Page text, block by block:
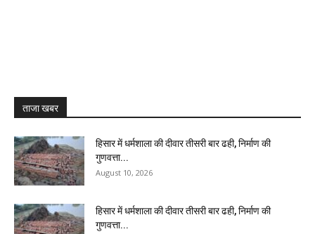
ताजा खबर
हिसार में धर्मशाला की दीवार तीसरी बार ढही, निर्माण की
गुणवत्ता...
August 10, 2026
हिसार में धर्मशाला की दीवार तीसरी बार ढही, निर्माण की
गुणवत्ता...